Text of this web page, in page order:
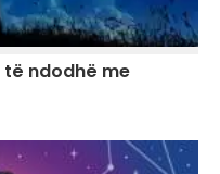
të ndodhë me